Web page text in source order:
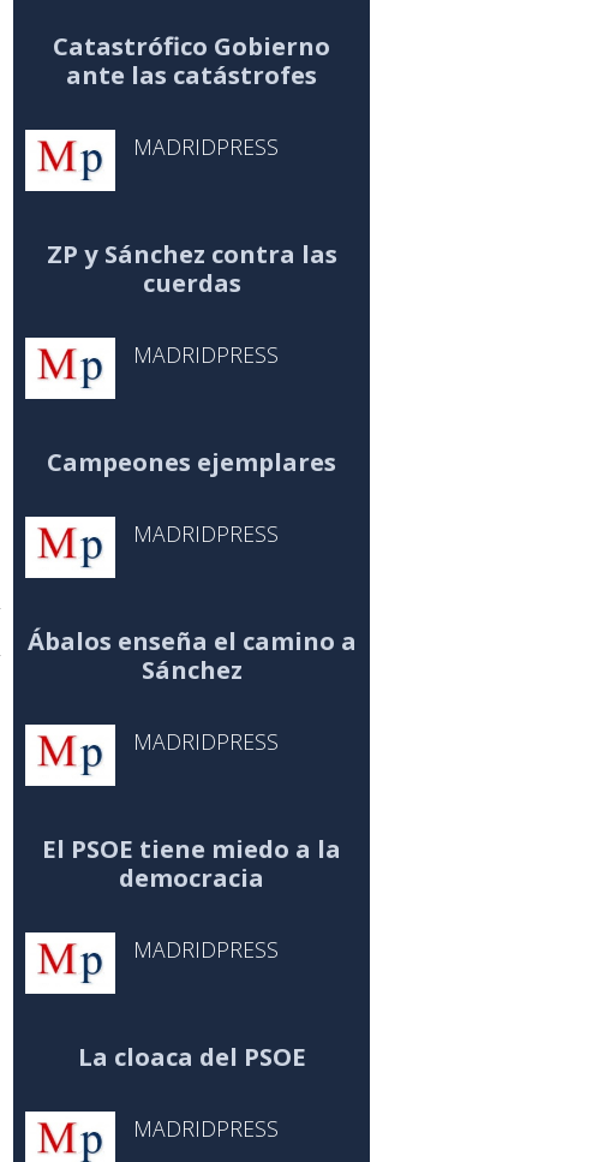
Catastrófico Gobierno
ante las catástrofes
MADRIDPRESS
ZP y Sánchez contra las
cuerdas
MADRIDPRESS
Campeones ejemplares
MADRIDPRESS
Ábalos enseña el camino a
Sánchez
MADRIDPRESS
El PSOE tiene miedo a la
democracia
MADRIDPRESS
La cloaca del PSOE
MADRIDPRESS